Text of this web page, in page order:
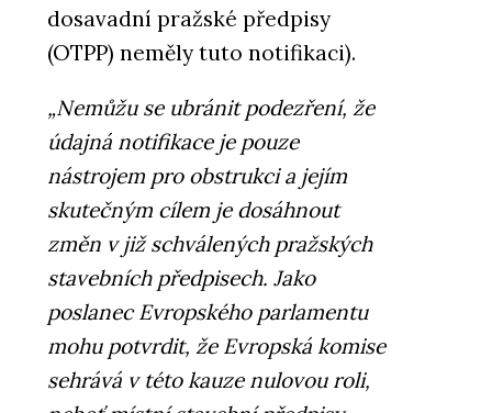
dosavadní pražské předpisy
(OTPP) neměly tuto notifikaci).
„Nemůžu se ubránit podezření, že
údajná notifikace je pouze
nástrojem pro obstrukci a jejím
skutečným cílem je dosáhnout
změn v již schválených pražských
stavebních předpisech. Jako
poslanec Evropského parlamentu
mohu potvrdit, že Evropská komise
sehrává v této kauze nulovou roli,